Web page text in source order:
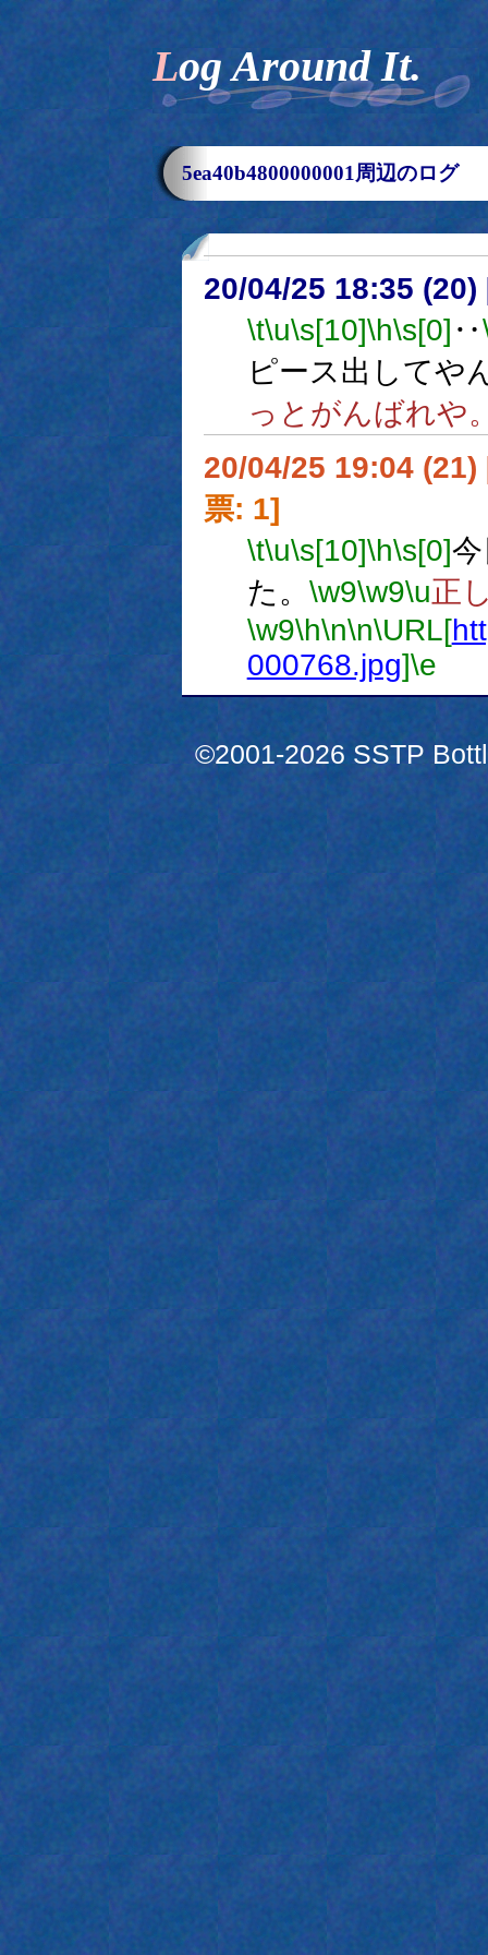
Log Around It.
5ea40b4800000001周辺のログ
20/04/25 18:35 (20)
\t\u\s[10]\h\s[0] ‥
ピース出してや
っとがんばれや
20/04/25 19:04 (21)
票: 1]
\t\u\s[10]\h\s[0]
た。 \w9\w9\u正
\w9\h\n\n\URL[
000768.jpg]\e
©2001-2026 SSTP